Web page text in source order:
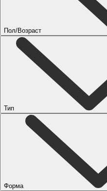
Пол/Возраст
Тип
Форма